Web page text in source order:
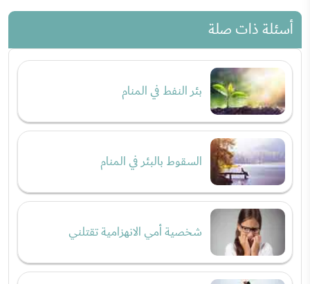
أسئلة ذات صلة
بئر النفط في المنام
السقوط بالبئر في المنام
شخصية أمي الانهزامية تقتلني